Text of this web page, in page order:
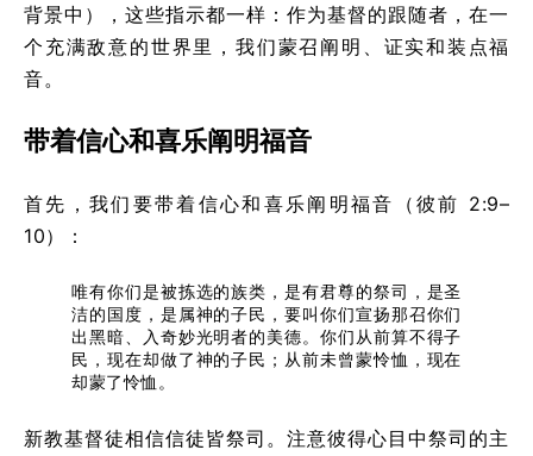
背景中），这些指示都一样：作为基督的跟随者，在一
个充满敌意的世界里，我们蒙召阐明、证实和装点福
音。
带着信心和喜乐阐明福音
首先，我们要带着信心和喜乐阐明福音（彼前 2:9–
10）：
唯有你们是被拣选的族类，是有君尊的祭司，是圣
洁的国度，是属神的子民，要叫你们宣扬那召你们
出黑暗、入奇妙光明者的美德。你们从前算不得子
民，现在却做了神的子民；从前未曾蒙怜恤，现在
却蒙了怜恤。
新教基督徒相信信徒皆祭司。注意彼得心目中祭司的主